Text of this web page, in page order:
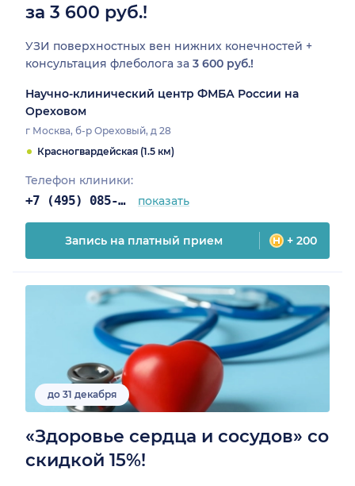
за 3 600 руб.!
УЗИ поверхностных вен нижних конечностей +
консультация флеболога за 3 600 руб.!
Научно-клинический центр ФМБА России на
Ореховом
г Москва, б-р Ореховый, д 28
Красногвардейская (1.5 км)
Телефон клиники:
+7 (495) 085-25-03 показать
Запись на платный прием + 200
до 31 декабря
«Здоровье сердца и сосудов» со
скидкой 15%!